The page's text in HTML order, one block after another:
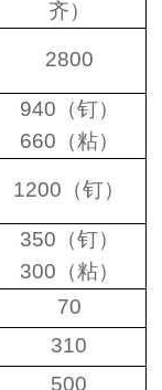
齐）
2800
940 （钉）
660 （粘）
1200 （钉）
350 （钉）
300 （粘）
70
310
500